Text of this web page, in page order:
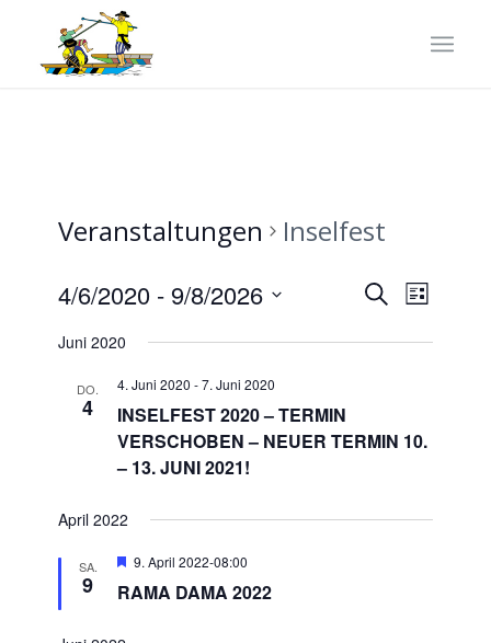
Veranstaltungen Inselfest
Navigation
Suche List
4/6/2020 - 9/8/2026
wählen.
Juni 2020
DO.
4
4. Juni 2020 -7. Juni 2020
INSELFEST 2020 – TERMIN
VERSCHOBEN – NEUER TERMIN 10.
– 13. JUNI 2021!
April 2022
SA.
9
Empfohlen
9. April 2022-08:00
RAMA DAMA 2022